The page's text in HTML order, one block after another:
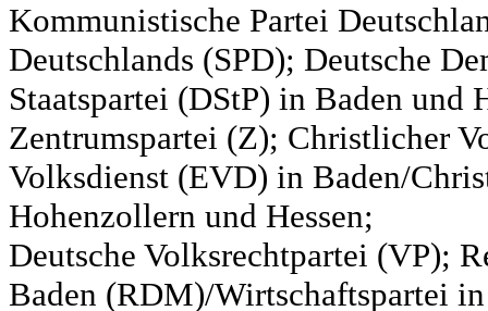
Kommunistische Partei
Deutschlands (SPD); Deutsche
Staatspartei (DStP) in Baden und
Zentrumspartei (Z); Christlicher
Volksdienst (EVD) in Baden/
Hohenzollern und Hessen;
Deutsche Volksrechtpartei (VP);
Baden (RDM)/Wirtschaftspartei